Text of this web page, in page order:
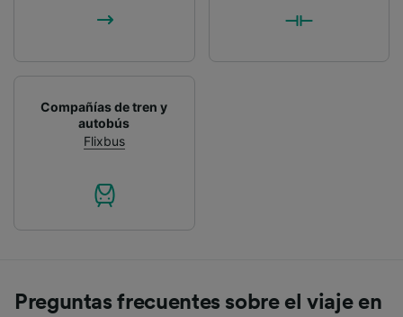
Compañías de tren y
autobús
Flixbus
Preguntas frecuentes sobre el viaje en